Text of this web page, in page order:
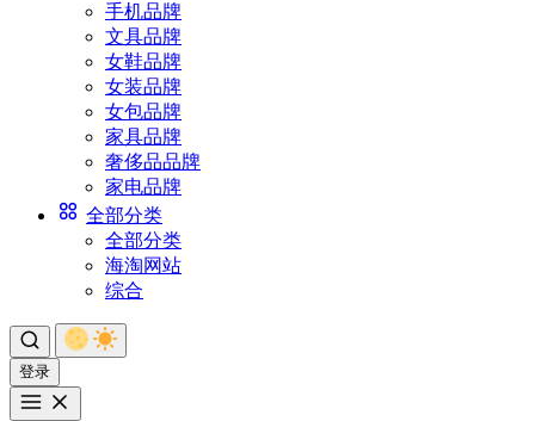
手机品牌
文具品牌
女鞋品牌
女装品牌
女包品牌
家具品牌
奢侈品品牌
家电品牌
全部分类
全部分类
海淘网站
综合
登录